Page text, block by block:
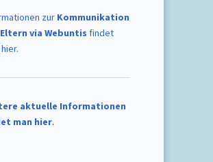
zur Kommunikation
via Webuntis findet
aktuelle Informationen
man hier.